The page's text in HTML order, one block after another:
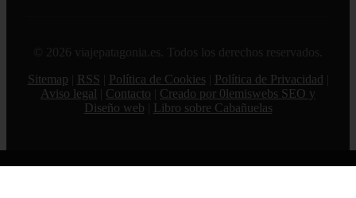
© 2026 viajepatagonia.es. Todos los derechos reservados.
Sitemap
RSS Política de Cookies Política de Privacidad
Aviso legal
Contacto
Creado por 0lemiswebs SEO y
Diseño web
Libro sobre Cabañuelas